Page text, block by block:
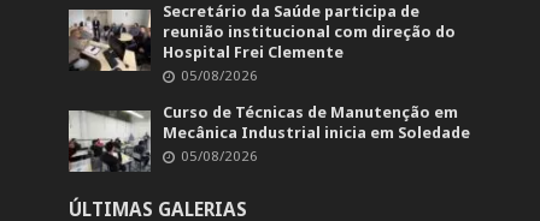
Secretário da Saúde participa de
reunião institucional com direção do
Hospital Frei Clemente
05/08/2026
Curso de Técnicas de Manutenção em
Mecânica Industrial inicia em Soledade
05/08/2026
ÚLTIMAS GALERIAS